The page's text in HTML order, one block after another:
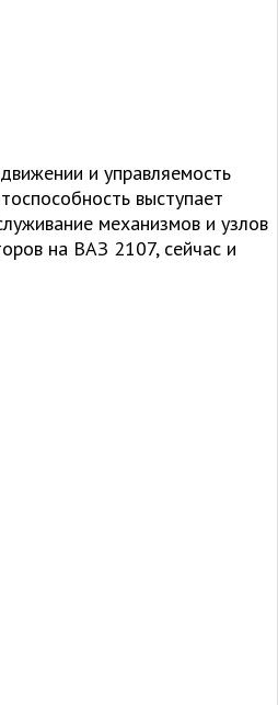
и управляемость
выступает
механизмов и узлов
на ВАЗ 2107, сейчас и